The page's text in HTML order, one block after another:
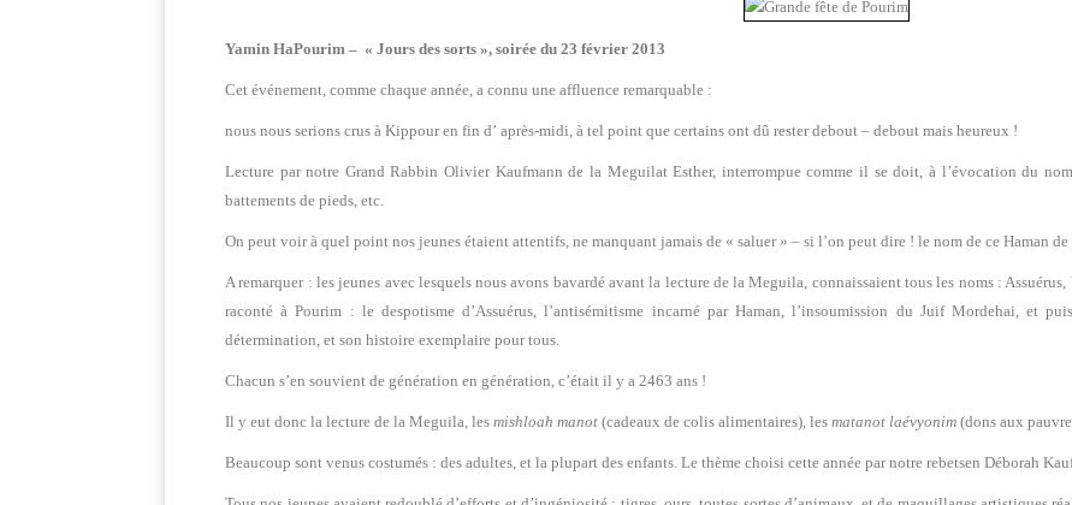
Yamin HaPourim – « Jours des sorts », soirée du 23 février 2013
Cet événement, comme chaque année, a connu une affluence remarquable :
nous nous serions crus à Kippour en fin d’ après-midi, à tel point que certains ont dû rester debout – debout mais heureux !
Lecture par notre Grand Rabbin Olivier Kaufmann de la Meguilat Esther, interrompue comme il se doit, à l’évocation du
battements de pieds, etc.
On peut voir à quel point nos jeunes étaient attentifs, ne manquant jamais de « saluer » – si l’on peut dire ! le nom de ce Haman de
A remarquer : les jeunes avec lesquels nous avons bavardé avant la lecture de la Meguila, connaissaient tous les noms :
raconté à Pourim : le despotisme d’Assuérus, l’antisémitisme incarné par Haman, l’insoumission du Juif Mordehai, et
détermination, et son histoire exemplaire pour tous.
Chacun s’en souvient de génération en génération, c’était il y a 2463 ans !
Il y eut donc la lecture de la Meguila, les mishloah manot (cadeaux de colis alimentaires), les matanot laévyonim (dons aux
Beaucoup sont venus costumés : des adultes, et la plupart des enfants. Le thème choisi cette année par notre rebetsen Déborah